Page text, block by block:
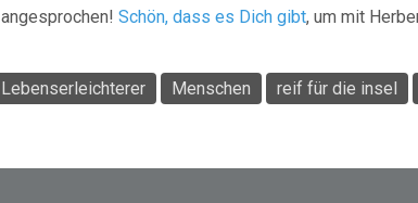
angesprochen! Schön, dass es Dich gibt, um mit
Lebenserleichterer Menschen reif für die insel